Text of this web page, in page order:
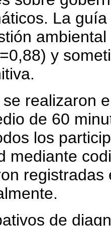
La
y
realizaron
de 60
los
mediante
de